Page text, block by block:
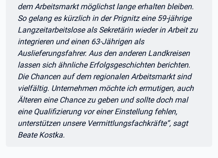
dem Arbeitsmarkt möglichst lange erhalten bleiben.
So gelang es kürzlich in der Prignitz eine 59-jährige
Langzeitarbeitslose als Sekretärin wieder in Arbeit zu
integrieren und einen 63-Jährigen als
Auslieferungsfahrer. Aus den anderen Landkreisen
lassen sich ähnliche Erfolgsgeschichten berichten.
Die Chancen auf dem regionalen Arbeitsmarkt sind
vielfältig. Unternehmen möchte ich ermutigen, auch
Älteren eine Chance zu geben und sollte doch mal
eine Qualifizierung vor einer Einstellung fehlen,
unterstützen unsere Vermittlungsfachkräfte“, sagt
Beate Kostka.